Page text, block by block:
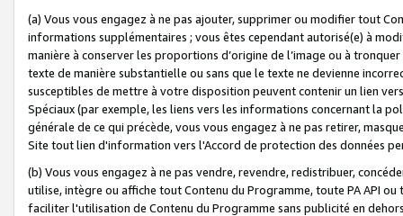
(a) Vous vous engagez à ne pas ajouter, supprimer ou modifier tout
informations supplémentaires ; vous êtes cependant autorisé(e) à
manière à conserver les proportions d’origine de l’image ou à
texte de manière substantielle ou sans que le texte ne devienne
susceptibles de mettre à votre disposition peuvent contenir un lien
Spéciaux (par exemple, les liens vers les informations concernant la
générale de ce qui précède, vous vous engagez à ne pas retirer,
Site tout lien d'information vers l'Accord de protection des données
(b) Vous vous engagez à ne pas vendre, revendre, redistribuer,
utilise, intègre ou affiche tout Contenu du Programme, toute PA API
faciliter l'utilisation de Contenu du Programme sans publicité en